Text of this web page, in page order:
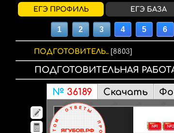
ПОДГОТОВИТЕЛЬ.. [8803]
ПОДГОТОВИТЕЛЬНАЯ
№ 36189 Скачать
ЕГЭ ПРОФИЛЬ ЕГЭ БАЗА